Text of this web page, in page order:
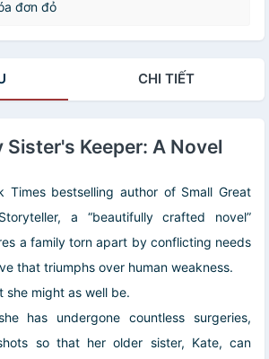
đơn đỏ
CHI TIẾT
Sister's Keeper: A Novel
Times bestselling author of Small Great
a “beautifully crafted novel”
a family torn apart by conflicting needs
that triumphs over human weakness.
she might as well be.
has undergone countless surgeries,
so that her older sister, Kate, can